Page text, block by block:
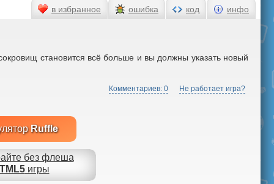
становится всё больше и вы должны указать новый
Комментариев: 0 Не работает игра?
Ruffle
без флеша
игры
в избранное ошибка код инфо